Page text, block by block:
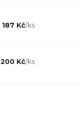
187 Kč/ks
200 Kč/ks